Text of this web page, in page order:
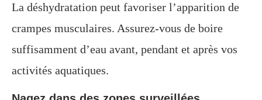
La déshydratation peut favoriser l’apparition de
crampes musculaires. Assurez-vous de boire
suffisamment d’eau avant, pendant et après vos
activités aquatiques.